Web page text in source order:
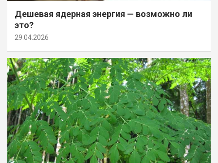
Дешевая ядерная энергия — возможно ли
это?
29.04.2026